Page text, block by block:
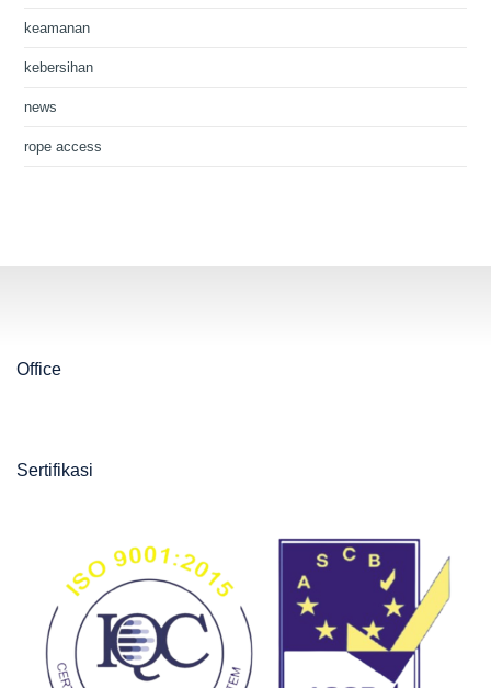
keamanan
kebersihan
news
rope access
Office
Sertifikasi